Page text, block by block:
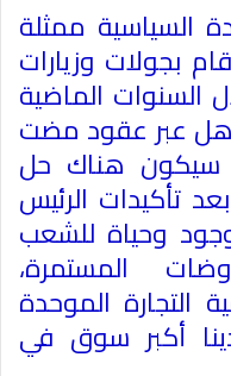
السياسية ممثلة
بجولات وزيارات
السنوات الماضية
عبر عقود مضت
سيكون هناك حل
تأكيدات الرئيس
وحياة للشعب
المستمرة،
التجارة الموحدة
أكبر سوق في